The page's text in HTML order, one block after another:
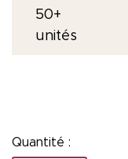
50+
unités